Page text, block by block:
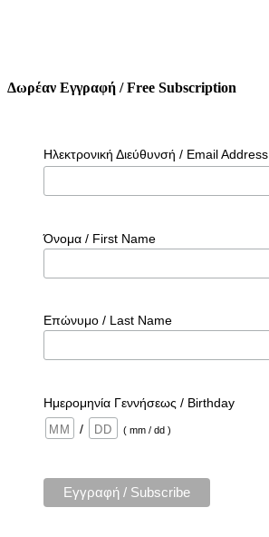
Δωρέαν Εγγραφή / Free Subscription
Ηλεκτρονική Διεύθυνσή / Email Address
Όνομα / First Name
Επώνυμο / Last Name
Ημερομηνία Γεννήσεως / Birthday
/
( mm / dd )